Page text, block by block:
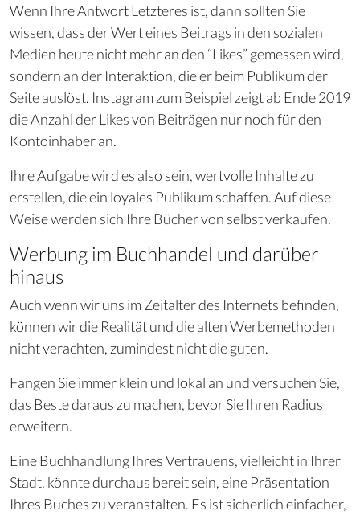
Wenn Ihre Antwort Letzteres ist, dann sollten Sie
wissen, dass der Wert eines Beitrags in den sozialen
Medien heute nicht mehr an den “Likes” gemessen wird,
sondern an der Interaktion, die er beim Publikum der
Seite auslöst. Instagram zum Beispiel zeigt ab Ende 2019
die Anzahl der Likes von Beiträgen nur noch für den
Kontoinhaber an.
Ihre Aufgabe wird es also sein, wertvolle Inhalte zu
erstellen, die ein loyales Publikum schaffen.Auf diese
Weise werden sich Ihre Bücher von selbst verkaufen.
Werbung im Buchhandel und darüber
hinaus
Auch wenn wir uns im Zeitalter des Internets befinden,
können wir die Realität und die alten Werbemethoden
nicht verachten, zumindest nicht die guten.
Fangen Sie immer klein und lokal an und versuchen Sie,
das Beste daraus zu machen, bevor Sie Ihren Radius
erweitern.
Eine Buchhandlung Ihres Vertrauens, vielleicht in Ihrer
Stadt, könnte durchaus bereit sein, eine Präsentation
Ihres Buches zu veranstalten. Es ist sicherlich einfacher,